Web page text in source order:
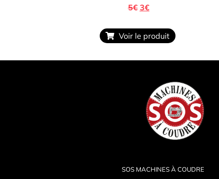
5€ 3€
Voir le produit
SOS MACHINES À COUDRE